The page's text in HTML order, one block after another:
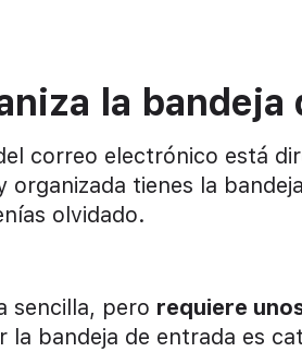
la bandeja
correo electrónico está
organizada tienes la
olvidado.
sencilla, pero requiere
la bandeja de entrada es